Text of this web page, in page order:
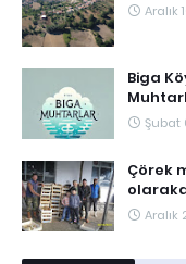
Aralık
Biga
Şubat
Çörek
Aralık